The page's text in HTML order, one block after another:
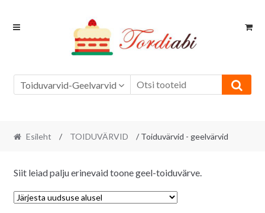
Skip
Skip
Toiduvarvid-Geelvarvid
Esileht / TOIDUVÄRVID / Toiduvärvid - geelvärvid
Siit leiad palju erinevaid toone geel-toiduvärve.